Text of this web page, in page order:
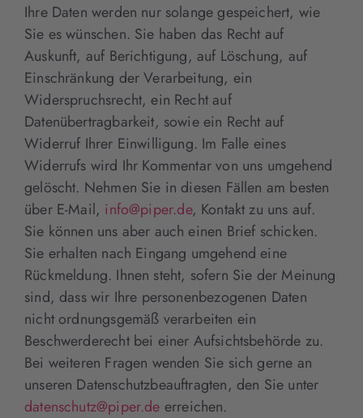
Ihre Daten werden nur solange gespeichert, wie
Sie es wünschen. Sie haben das Recht auf
Auskunft, auf Berichtigung, auf Löschung, auf
Einschränkung der Verarbeitung, ein
Widerspruchsrecht, ein Recht auf
Datenübertragbarkeit, sowie ein Recht auf
Widerruf Ihrer Einwilligung. Im Falle eines
Widerrufs wird Ihr Kommentar von uns umgehend
gelöscht. Nehmen Sie in diesen Fällen am besten
über E-Mail, info@piper.de, Kontakt zu uns auf.
Sie können uns aber auch einen Brief schicken.
Sie erhalten nach Eingang umgehend eine
Rückmeldung. Ihnen steht, sofern Sie der Meinung
sind, dass wir Ihre personenbezogenen Daten
nicht ordnungsgemäß verarbeiten ein
Beschwerderecht bei einer Aufsichtsbehörde zu.
Bei weiteren Fragen wenden Sie sich gerne an
unseren Datenschutzbeauftragten, den Sie unter
datenschutz@piper.de erreichen.